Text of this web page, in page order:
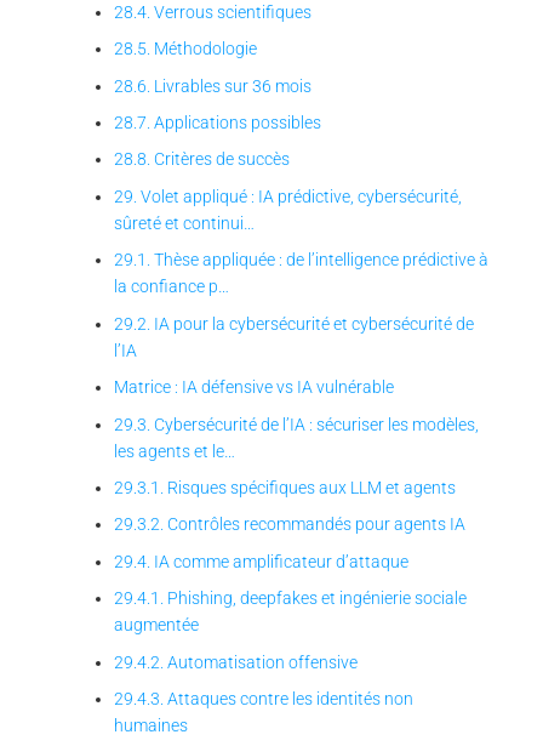
28.4. Verrous scientifiques
28.5. Méthodologie
28.6. Livrables sur 36 mois
28.7. Applications possibles
28.8. Critères de succès
29. Volet appliqué : IA prédictive, cybersécurité,
sûreté et continui…
29.1. Thèse appliquée : de l’intelligence prédictive à
la confiance p…
29.2. IA pour la cybersécurité et cybersécurité de
l’IA
Matrice : IA défensive vs IA vulnérable
29.3. Cybersécurité de l’IA : sécuriser les modèles,
les agents et le…
29.3.1. Risques spécifiques aux LLM et agents
29.3.2. Contrôles recommandés pour agents IA
29.4. IA comme amplificateur d’attaque
29.4.1. Phishing, deepfakes et ingénierie sociale
augmentée
29.4.2. Automatisation offensive
29.4.3. Attaques contre les identités non
humaines